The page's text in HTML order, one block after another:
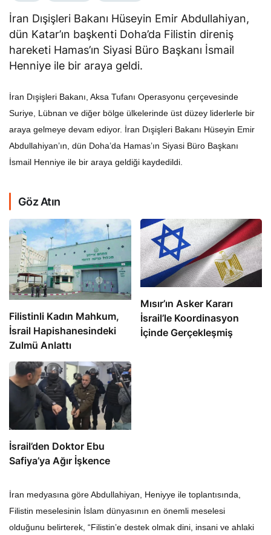
İran Dışişleri Bakanı Hüseyin Emir Abdullahiyan,
dün Katar’ın başkenti Doha’da Filistin direniş
hareketi Hamas’ın Siyasi Büro Başkanı İsmail
Henniye ile bir araya geldi.
İran Dışişleri Bakanı, Aksa Tufanı Operasyonu çerçevesinde
Suriye, Lübnan ve diğer bölge ülkelerinde üst düzey liderlerle bir
araya gelmeye devam ediyor. İran Dışişleri Bakanı Hüseyin Emir
Abdullahiyan’ın, dün Doha’da Hamas’ın Siyasi Büro Başkanı
İsmail Henniye ile bir araya geldiği kaydedildi.
Göz Atın
Filistinli Kadın Mahkum,
İsrail Hapishanesindeki
Zulmü Anlattı
Mısır’ın Asker Kararı
İsrail’le Koordinasyon
İçinde Gerçekleşmiş
İsrail’den Doktor Ebu
Safiya’ya Ağır İşkence
İran medyasına göre Abdullahiyan, Heniyye ile toplantısında,
Filistin meselesinin İslam dünyasının en önemli meselesi
olduğunu belirterek, “Filistin’e destek olmak dini, insani ve ahlaki